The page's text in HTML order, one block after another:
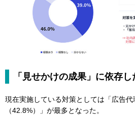
「見せかけの成果」に依存
現在実施している対策としては「広告
（42.8%）」が最多となった。